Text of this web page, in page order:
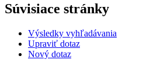
Súvisiace stránky
Výsledky vyhľadávania
Upraviť dotaz
Nový dotaz